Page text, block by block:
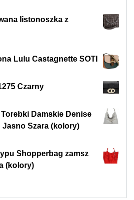
listonoszka z
Lulu Castagnette SOTI
Czarny
Damskie Denise
Jasno Szara (kolory)
Shopperbag zamsz
(kolory)